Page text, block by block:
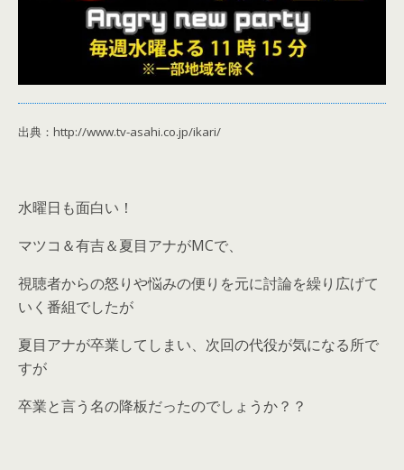
出典：http://www.tv-asahi.co.jp/ikari/
水曜日も面白い！
マツコ＆有吉＆夏目アナがMCで、
視聴者からの怒りや悩みの便りを元に討論を繰り広げて
いく番組でしたが
夏目アナが卒業してしまい、次回の代役が気になる所で
すが
卒業と言う名の降板だったのでしょうか？？